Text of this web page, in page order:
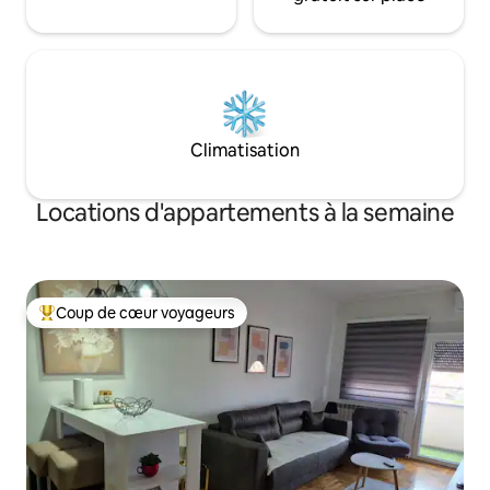
Climatisation
Locations d'appartements à la semaine
Coups de cœur voyageurs les plus appréciés
Coup de cœur voyageurs